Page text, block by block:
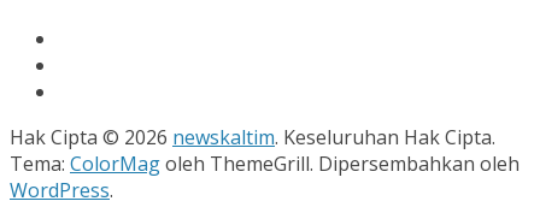
Hak Cipta © 2026 newskaltim. Keseluruhan Hak Cipta.
Tema: ColorMagoleh ThemeGrill. Dipersembahkan oleh
WordPress.